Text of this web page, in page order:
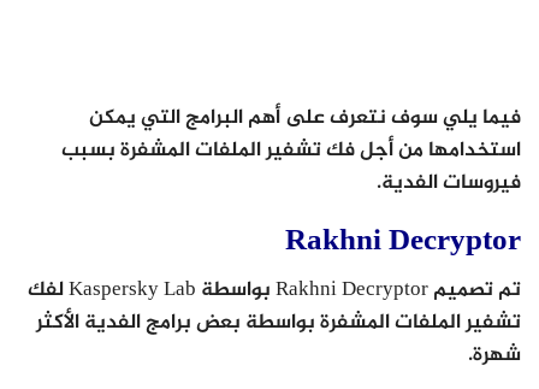
فيما يلي سوف نتعرف على أهم البرامج التي يمكن
استخدامها من أجل فك تشفير الملفات المشفرة بسبب
فيروسات الفدية.
Rakhni Decryptor
تم تصميم Rakhni Decryptor بواسطة Kaspersky Lab لفك
تشفير الملفات المشفرة بواسطة بعض برامج الفدية الأكثر
شهرة.